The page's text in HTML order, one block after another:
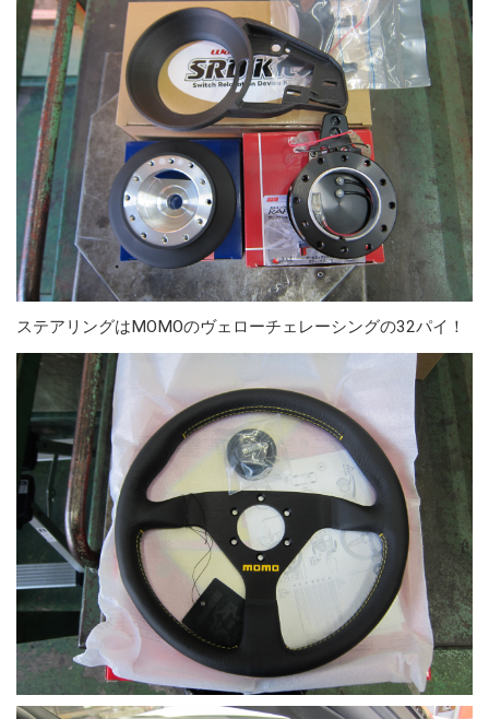
ステアリングはMOMOのヴェローチェレーシングの32パイ！